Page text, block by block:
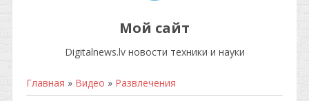
Мой сайт
Digitalnews.lv новости техники и науки
Главная » Видео » Развлечения